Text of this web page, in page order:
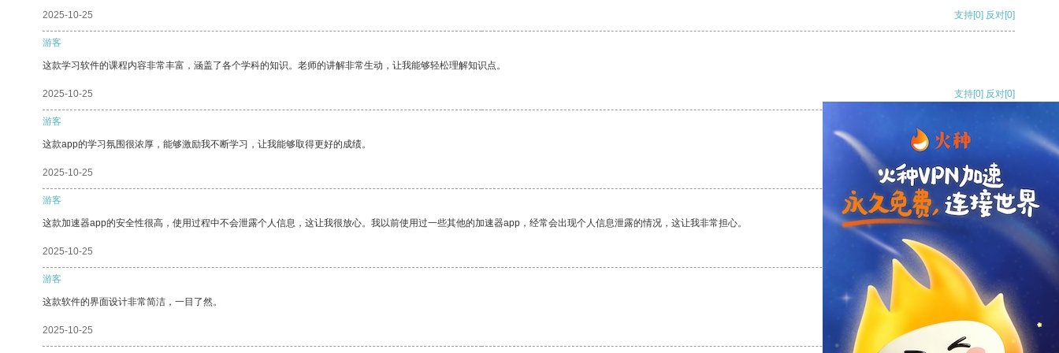
2025-10-25 支持[0] 反对[0]
游客
这款学习软件的课程内容非常丰富，涵盖了各个学科的知识。老师的讲解非常生动，让我能够轻松理解知识点。
2025-10-25 支持[0] 反对[0]
游客
这款app的学习氛围很浓厚，能够激励我不断学习，让我能够取得更好的成绩。
2025-10-25 支持[0] 反对
游客
这款加速器app的安全性很高，使用过程中不会泄露个人信息，这让我很放心。我以前使用过一些其他的加速器app，经常会出现个人信息泄露的情况，这让我非常担心。
2025-10-25 支持
游客
这款软件的界面设计非常简洁，一目了然。
2025-10-25 反对 [0]